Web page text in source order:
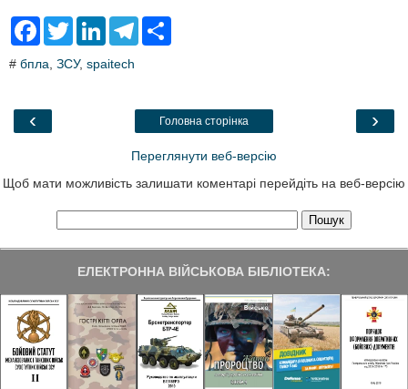
F
e
o
T
t
L
k
T
a
# бпла ЗСУ, spaitech
‹ ›
Головна сторінка
Переглянути веб-версію
Щоб мати можливість залишати коментарі перейдіть на веб-версію
ЕЛЕКТРОННА ВІЙСЬКОВА БІБЛІОТЕКА: